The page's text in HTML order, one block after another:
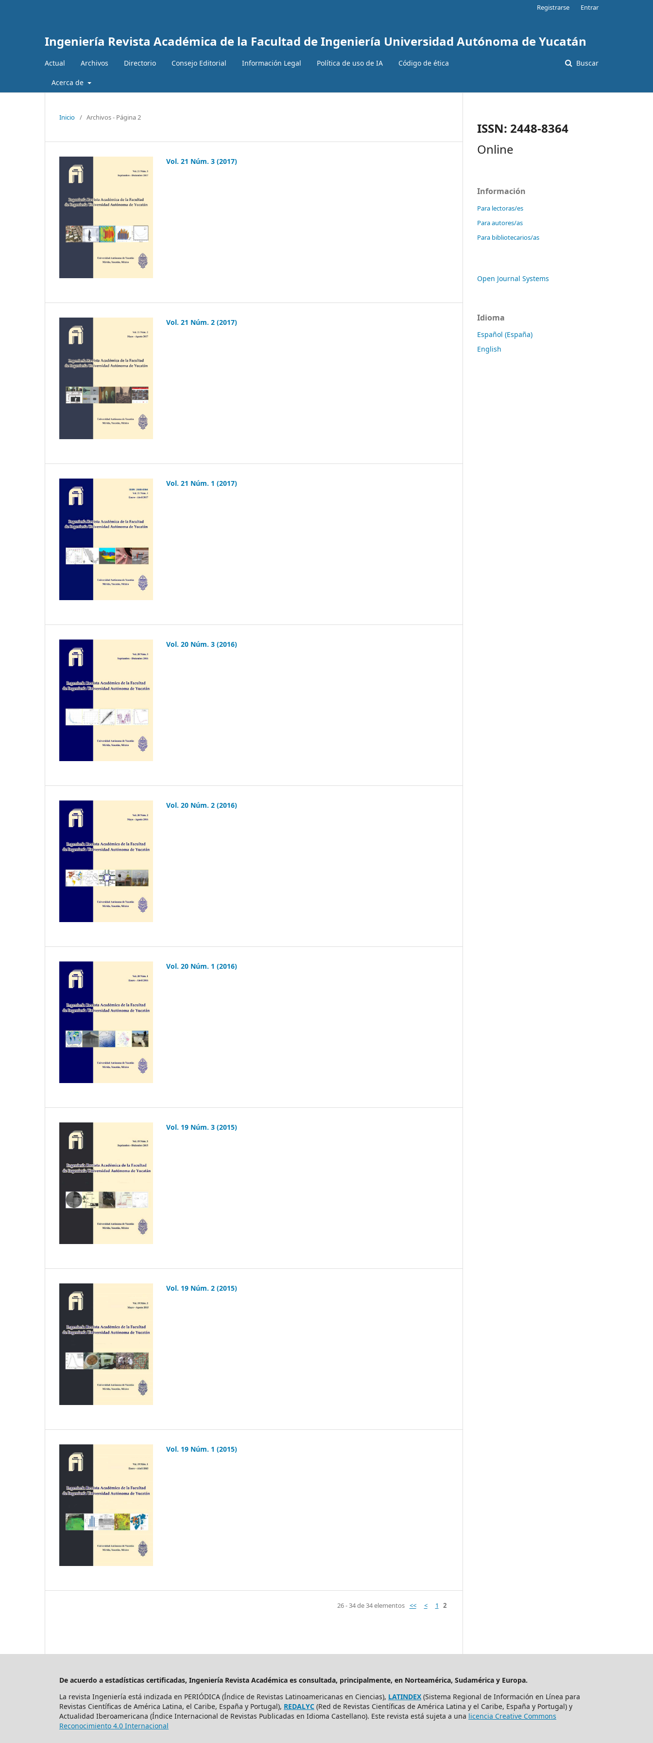
Ingeniería Revista Académica de la Facultad de Ingeniería Universidad Autónoma de Yucatán
Actual Archivos Directorio Consejo Editorial Información Legal Política de uso de IA Código de ética
Acerca de
Buscar
Registrarse Entrar
Inicio / Archivos - Página 2
Vol. 21 Núm. 3 (2017)
Vol. 21 Núm. 2 (2017)
Vol. 21 Núm. 1 (2017)
Vol. 20 Núm. 3 (2016)
Vol. 20 Núm. 2 (2016)
Vol. 20 Núm. 1 (2016)
Vol. 19 Núm. 3 (2015)
Vol. 19 Núm. 2 (2015)
Vol. 19 Núm. 1 (2015)
26 - 34 de 34 elementos << < 1 2
ISSN: 2448-8364
Online
Información
Para lectoras/es
Para autores/as
Para bibliotecarios/as
Open Journal Systems
Idioma
Español (España)
English
De acuerdo a estadísticas certificadas, Ingeniería Revista Académica es consultada, principalmente, en Norteamérica, Sudamérica y Europa.
La revista Ingeniería está indizada en PERIÓDICA (Índice de Revistas Latinoamericanas en Ciencias), LATINDEX (Sistema Regional de Información en Línea para
Revistas Científicas de América Latina, el Caribe, España y Portugal), REDALYC (Red de Revistas Científicas de América Latina y el Caribe, España y Portugal) y
Actualidad Iberoamericana (Índice Internacional de Revistas Publicadas en Idioma Castellano). Este revista está sujeta a una licencia Creative Commons
Reconocimiento 4.0 Internacional